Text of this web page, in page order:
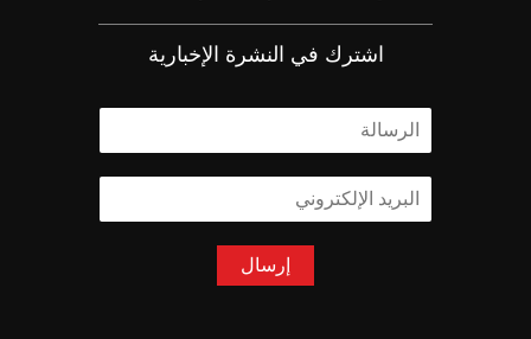
اشترك في النشرة الإخبارية
س
إرسال